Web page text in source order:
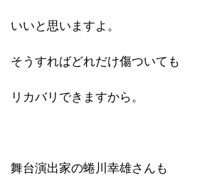
いいと思いますよ。
そうすればどれだけ傷ついても
リカバリできますから。
舞台演出家の蜷川幸雄さんも